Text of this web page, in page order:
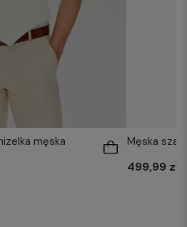
męska Męska
499,99 zł